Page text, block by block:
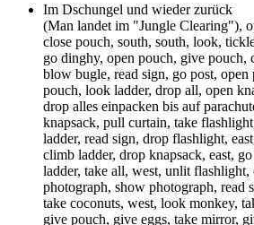
Im Dschungel und wieder zurück
(Man landet im "Jungle Clearing"),
close pouch, south, south, look,
go dinghy, open pouch, give pouch,
blow bugle, read sign, go post,
pouch, look ladder, drop all, open
drop alles einpacken bis auf
knapsack, pull curtain, take
ladder, read sign, drop flashlight,
climb ladder, drop knapsack, east,
ladder, take all, west, unlit flashlight,
photograph, show photograph, read
take coconuts, west, look monkey,
give pouch, give eggs, take mirror,